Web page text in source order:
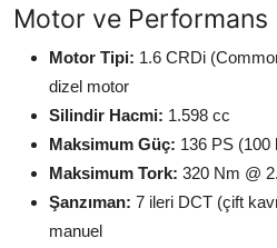
Motor ve Performans
Motor Tipi: 1.6 CRDi
dizel motor
Silindir Hacmi: 1.598 cc
Maksimum Güç: 136 PS (100
Maksimum Tork: 320 Nm @
Şanzıman: 7 ileri DCT (çift
manuel